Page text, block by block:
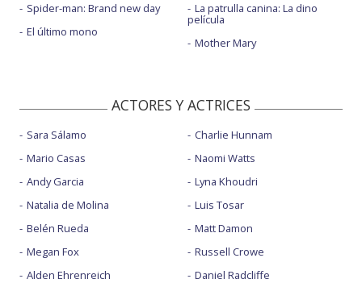
Spider-man: Brand new day
El último mono
La patrulla canina: La dino
película
Mother Mary
ACTORES Y ACTRICES
Sara Sálamo
Mario Casas
Andy Garcia
Natalia de Molina
Belén Rueda
Megan Fox
Alden Ehrenreich
Charlie Hunnam
Naomi Watts
Lyna Khoudri
Luis Tosar
Matt Damon
Russell Crowe
Daniel Radcliffe